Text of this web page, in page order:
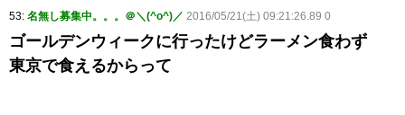
53: 名無し募集中。。。＠＼(^o^)／ 2016/05/21(土) 09:21:26.89 0
ゴールデンウィークに行ったけどラーメン食わず
東京で食えるからって